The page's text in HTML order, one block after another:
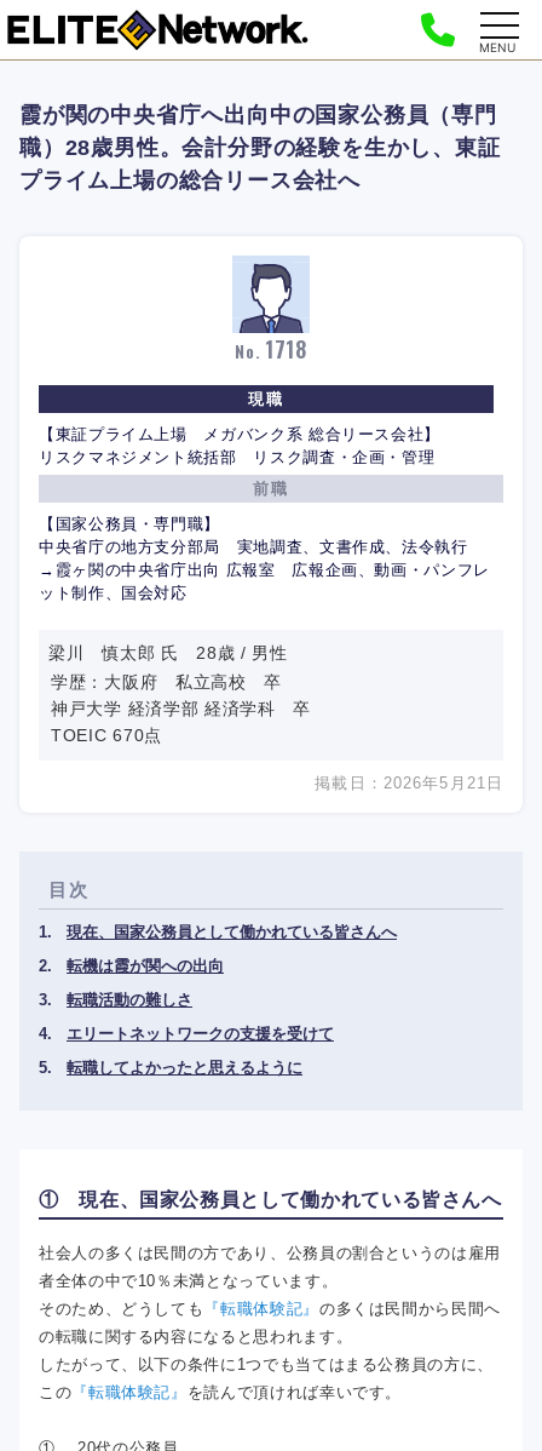
MENU
霞が関の中央省庁へ出向中の国家公務員（専門
職）28歳男性。会計分野の経験を生かし、東証
プライム上場の総合リース会社へ
No. 1718
現職
【東証プライム上場 メガバンク系 総合リース会社】
リスクマネジメント統括部 リスク調査・企画・管理
前職
【国家公務員・専門職】
中央省庁の地方支分部局 実地調査、文書作成、法令執行
→霞ヶ関の中央省庁出向 広報室 広報企画、動画・パンフレ
ット制作、国会対応
梁川 慎太郎 氏 28歳 / 男性
学歴：大阪府 私立高校 卒
神戸大学 経済学部 経済学科 卒
TOEIC 670点
掲載日：2026年5月21日
目次
現在、国家公務員として働かれている皆さんへ
転機は霞が関への出向
転職活動の難しさ
エリートネットワークの支援を受けて
転職してよかったと思えるように
① 現在、国家公務員として働かれている皆さんへ
社会人の多くは民間の方であり、公務員の割合というのは雇用
者全体の中で10％未満となっています。
そのため、どうしても
『転職体験記』 の多くは民間から民間へ
の転職に関する内容になると思われます。
したがって、以下の条件に1つでも当てはまる公務員の方に、
この 『転職体験記』 を読んで頂ければ幸いです。